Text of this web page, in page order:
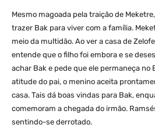
Mesmo magoada pela traição de
trazer Bak para viver com a família.
meio da multidão. Ao ver a casa de
entende que o filho foi embora e se
achar Bak e pede que ele permaneça no
atitude do pai, o menino aceita
casa. Tais dá boas vindas para Bak,
comemoram a chegada do irmão.
sentindo-se derrotado.